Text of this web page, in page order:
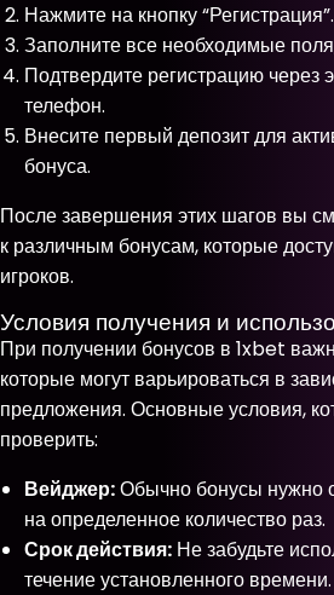
Нажмите на кнопку “Регистрация”.
Заполните все необходимые
Подтвердите регистрацию через
телефон.
Внесите первый депозит для
бонуса.
После завершения этих шагов вы
к различным бонусам, которые
игроков.
Условия получения и
При получении бонусов в 1xbet
которые могут варьироваться в
предложения. Основные условия,
проверить:
Вейджер:Обычно бонусы нужно
на определенное количество раз.
Срок действия: Не забудьте
течение установленного времени.